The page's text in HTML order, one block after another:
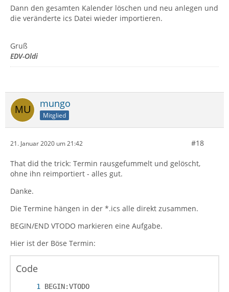
Dann den gesamten Kalender löschen und neu anlegen und
die veränderte ics Datei wieder importieren.
Gruß
EDV-Oldi
mungo
Mitglied
21. Januar 2020 um 21:42 #18
That did the trick: Termin rausgefummelt und gelöscht,
ohne ihn reimportiert - alles gut.
Danke.
Die Termine hängen in der *.ics alle direkt zusammen.
BEGIN/END VTODO markieren eine Aufgabe.
Hier ist der Böse Termin:
Code